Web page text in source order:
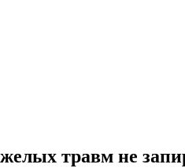
травм не